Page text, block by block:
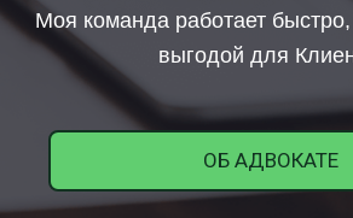
Моя команда работает
выгодой для
ОБ АДВОКАТЕ